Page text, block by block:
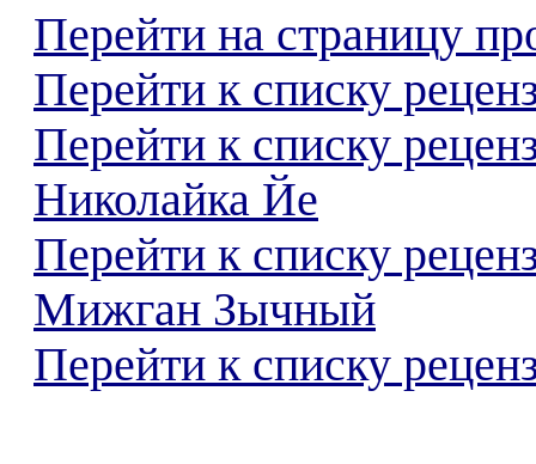
Перейти на страницу
Перейти к списку
Перейти к списку
Николайка Йе
Перейти к списку
Мижган Зычный
Перейти к списку